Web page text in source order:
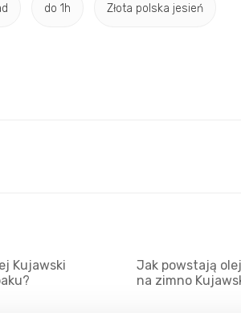
do 1h Złota polska jesień
Kujawski
Jak powstają
na zimno